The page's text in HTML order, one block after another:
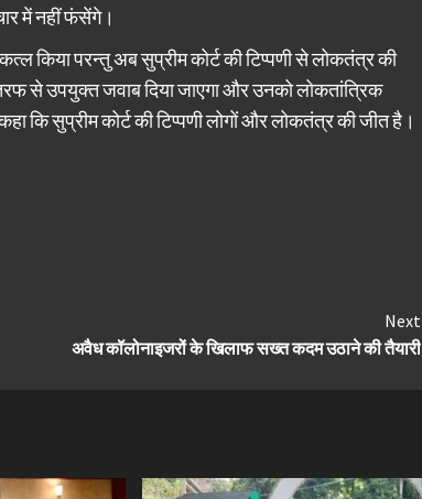
में नहीं फंसेंगे।
किया परन्तु अब सुप्रीम कोर्ट की टिप्पणी से लोकतंत्र की
से उपयुक्त जवाब दिया जाएगा और उनको लोकतांत्रिक
कि सुप्रीम कोर्ट की टिप्पणी लोगों और लोकतंत्र की जीत है।
Next
अवैध कॉलोनाइजरों के खिलाफ सख्त कदम उठाने की तैयारी